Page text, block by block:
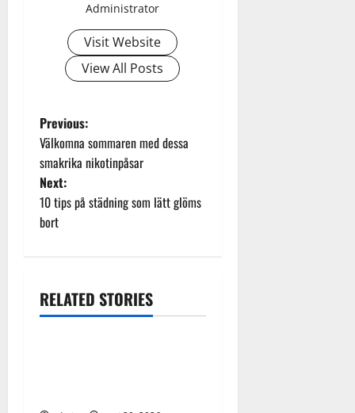
Administrator
Visit Website
View All Posts
P
o
s
t
a
v
Previous:
Välkomna sommaren med dessa
smakrika nikotinpåsar
Next:
10 tips på städning som lätt glöms
bort
RELATED STORIES
Allmänt Hem Livet